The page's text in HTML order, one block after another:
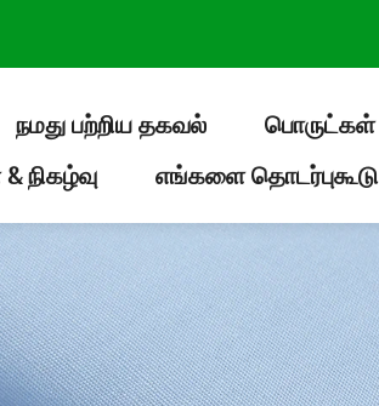
நமது பற்றிய தகவல் பொருட்கள்
நிகழ்வு
எங்களை தொடர்புகூடு